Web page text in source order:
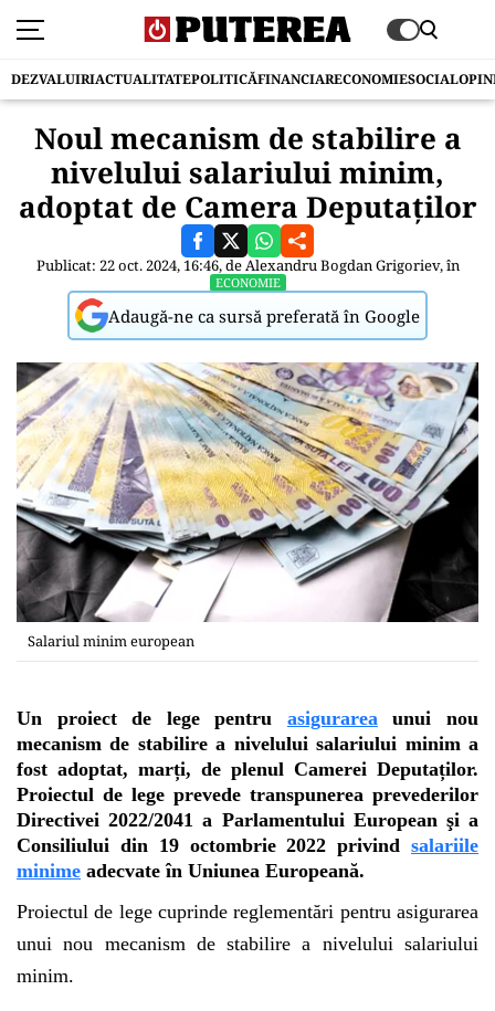
DEZVALUIRIACTUALITATEPOLITICĂFINANCIARECONOMIESOCIAL
Noul mecanism de stabilire a
nivelului salariului minim,
adoptat de Camera Deputaților
Publicat: 22 oct. 2024, 16:46, deAlexandru Bogdan Grigoriev, în
ECONOMIE
Adaugă-ne ca sursă preferată în Google
Salariul minim european
Un proiect de lege pentru asigurarea unui nou
mecanism de stabilire a nivelului salariului minim a
fost adoptat, marți, de plenul Camerei Deputaților.
Proiectul de lege prevede transpunerea prevederilor
Directivei 2022/2041 a Parlamentului European şi a
Consiliului din 19 octombrie 2022 privind salariile
minime adecvate în Uniunea Europeană.
Proiectul de lege cuprinde reglementări pentru asigurarea
unui nou mecanism de stabilire a nivelului salariului
minim.